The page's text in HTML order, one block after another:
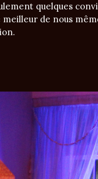
quelques
de nous